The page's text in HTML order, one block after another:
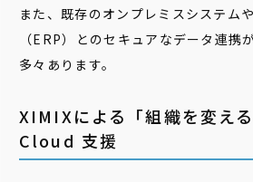
また、既存のオンプレミスシステム
（ERP）とのセキュアなデータ連携
多々あります。
XIMIXによる「組織を変え
Cloud 支援